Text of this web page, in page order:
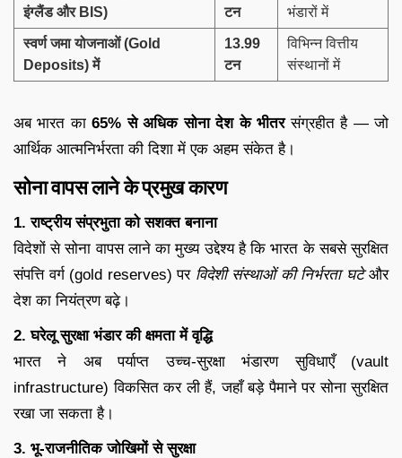
इंग्लैंड और BIS)
टन
भंडारों में
स्वर्ण जमा योजनाओं (Gold
Deposits) में
13.99
टन
विभिन्न वित्तीय
संस्थानों में
अब भारत का65% से अधिक सोना देश के भीतरसंग्रहीत है — जो
आर्थिक आत्मनिर्भरता की दिशा में एक अहम संकेत है।
सोना वापस लाने के प्रमुख कारण
1. राष्ट्रीय संप्रभुता को सशक्त बनाना
विदेशों से सोना वापस लाने का मुख्य उद्देश्य है कि भारत के सबसे सुरक्षित
संपत्ति वर्ग (gold reserves) पर विदेशी संस्थाओं की निर्भरता घटेऔर
देश का नियंत्रण बढ़े।
2. घरेलू सुरक्षा भंडार की क्षमता में वृद्धि
भारत ने अब पर्याप्त उच्च-सुरक्षा भंडारण सुविधाएँ (vault
infrastructure) विकसित कर ली हैं, जहाँ बड़े पैमाने पर सोना सुरक्षित
रखा जा सकता है।
3. भू-राजनीतिक जोखिमों से सुरक्षा